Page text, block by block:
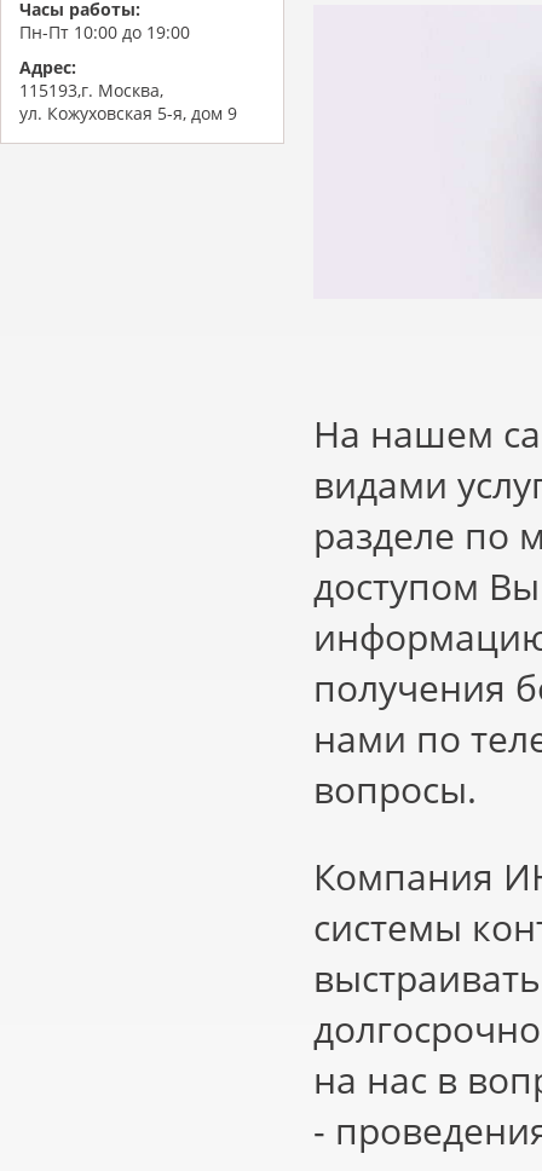
Часы работы:
Пн-Пт 10:00 до 19:00
Адрес:
115193,г. Москва,
ул. Кожуховская 5-я, дом 9
На нашем
видами
разделе по
доступом
получения
нами по
вопросы.
Компания
системы
на нас в
-